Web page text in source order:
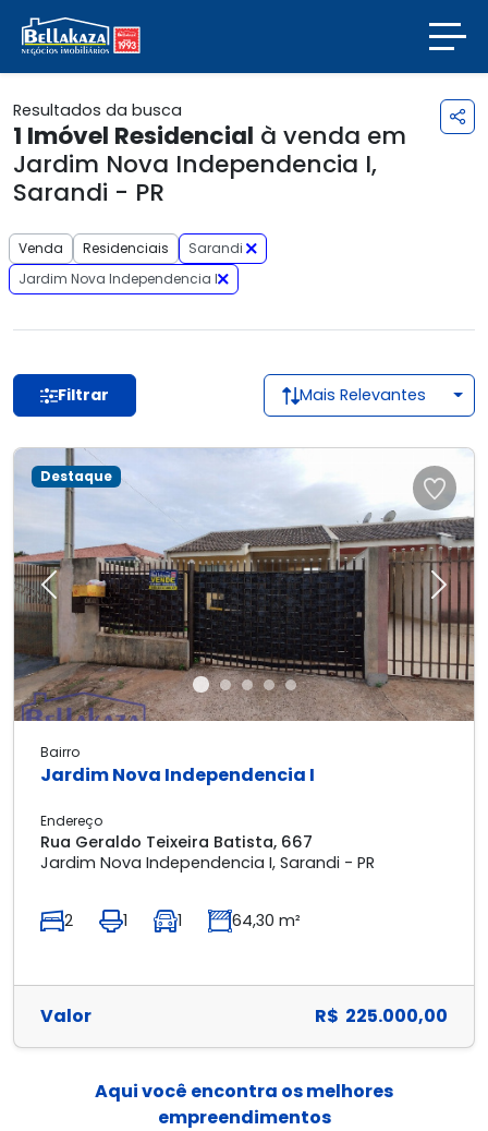
Resultados da busca
1 Imóvel Residencial à venda em
Jardim Nova Independencia I,
Sarandi - PR
Venda Residenciais
Sarandi
Jardim Nova Independencia I
Filtrar Mais Relevantes
Previous Next
Destaque
Bairro
Jardim Nova Independencia I
Endereço
Rua Geraldo Teixeira Batista, 667
Jardim Nova Independencia I, Sarandi - PR
2 1 1 64,30 m²
Valor R$ 225.000,00
Aqui você encontra os melhores
empreendimentos